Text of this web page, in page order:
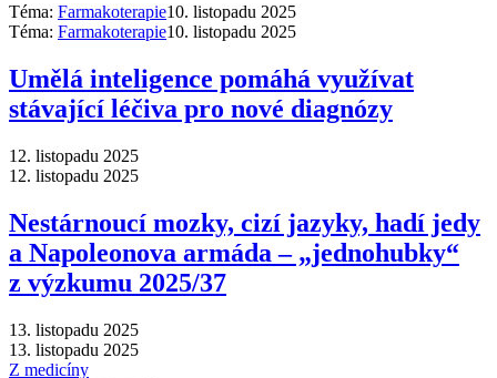
Téma: Farmakoterapie10. listopadu 2025
Téma: Farmakoterapie10. listopadu 2025
Umělá inteligence pomáhá využívat
stávající léčiva pro nové diagnózy
12. listopadu 2025
12. listopadu 2025
Nestárnoucí mozky, cizí jazyky, hadí jedy
a Napoleonova armáda –⁠ „jednohubky“
z výzkumu 2025/37
13. listopadu 2025
13. listopadu 2025
Z medicíny